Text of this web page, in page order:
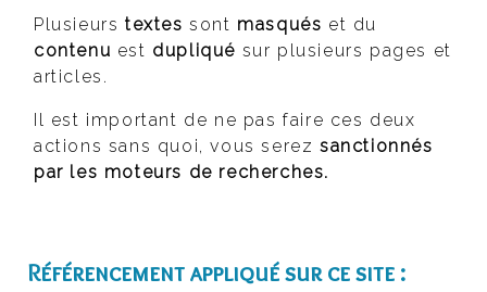
Plusieurs textes sont masqués et du
contenu est dupliqué sur plusieurs pages et
articles.
Il est important de ne pas faire ces deux
actions sans quoi, vous serez sanctionnés
par les moteurs de recherches.
Référencement appliqué sur ce site :